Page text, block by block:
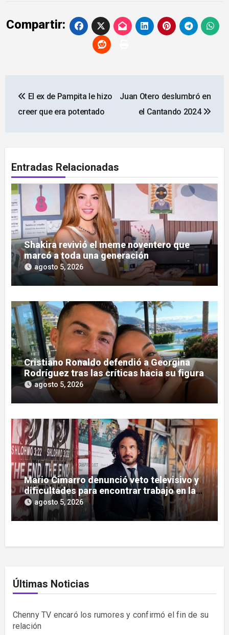
Compartir:
de
El ex de Pampita le hizo
creer que era potentado
Juan Otero deslumbró en
el Cantando 2024
Entradas Relacionadas
Shakira revivió el meme noventero que
marcó a toda una generación
agosto 5, 2026
Cristiano Ronaldo defendió a Georgina
Rodríguez tras las críticas hacia su figura
agosto 5, 2026
Mario Cimarro denunció veto televisivo y
dificultades para encontrar trabajo en la
actuación
agosto 5, 2026
Últimas Noticias
Chenny TV encaró los rumores y confirmó el fin de su
relación